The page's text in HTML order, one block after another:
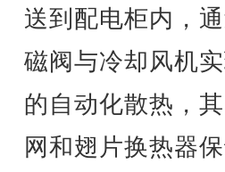
送到配电柜内，
磁阀与冷却风机
的自动化散热，
网和翅片换热器